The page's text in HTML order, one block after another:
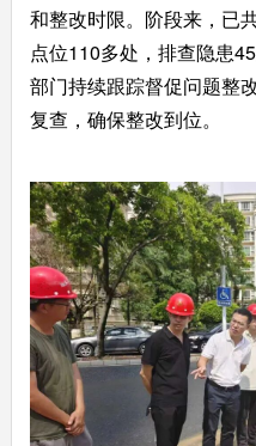
和整改时限。阶段来，已
点位110多处，排查隐患
部门持续跟踪督促问题整
复查，确保整改到位。